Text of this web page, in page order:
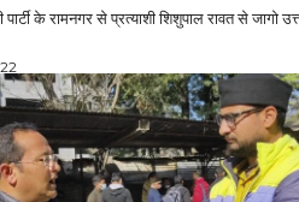
के रामनगर से प्रत्याशी शिशुपाल रावत से जागो